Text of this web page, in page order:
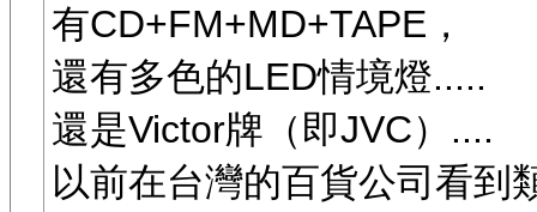
有CD+FM+MD+TAPE，
還有多色的LED情境燈.....
還是Victor牌（即JVC）....
以前在台灣的百貨公司看到